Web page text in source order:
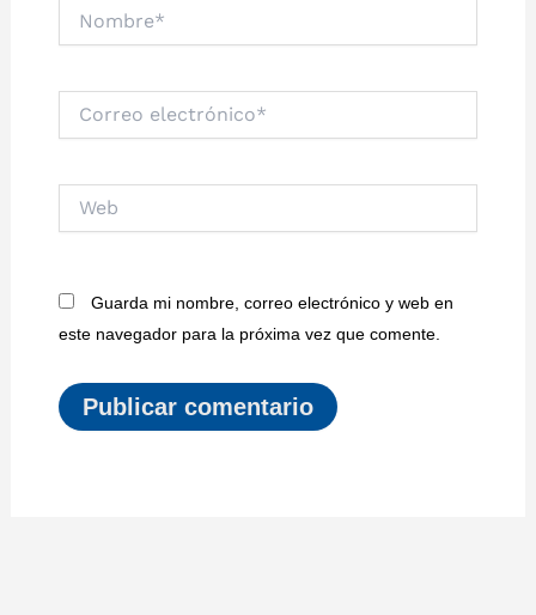
electrónico*
Guarda mi nombre, correo electrónico y web en
este navegador para la próxima vez que comente.